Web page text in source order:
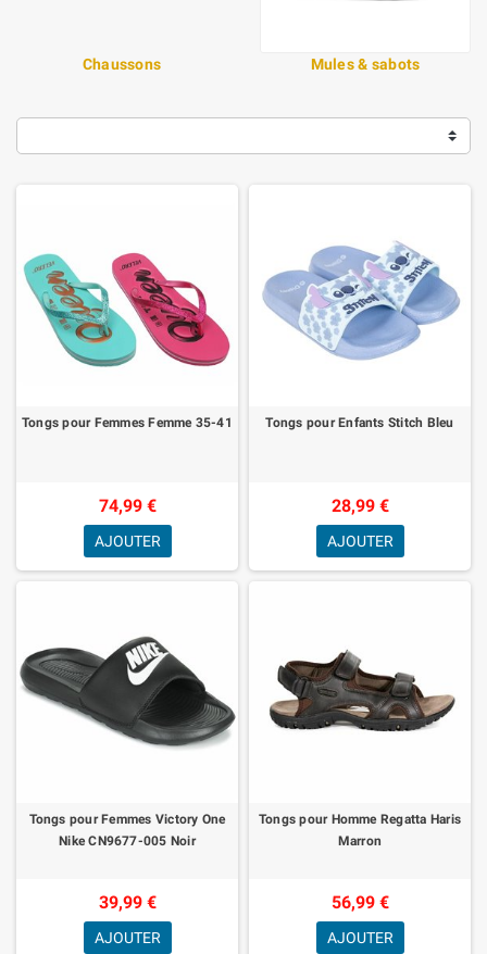
Chaussons Mules & sabots
Tongs pour Femmes Femme 35-41
74,99 €
AJOUTER
Tongs pour Enfants Stitch Bleu
28,99 €
AJOUTER
Tongs pour Femmes Victory One
Nike CN9677-005 Noir
39,99 €
AJOUTER
Tongs pour Homme Regatta Haris
Marron
56,99 €
AJOUTER